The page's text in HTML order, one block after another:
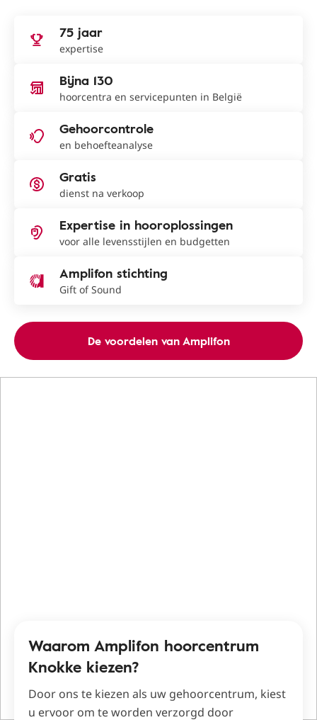
75 jaar
expertise
Bijna 130
hoorcentra en servicepunten in België
Gehoorcontrole
en behoefteanalyse
Gratis
dienst na verkoop
Expertise in hooroplossingen
voor alle levensstijlen en budgetten
Amplifon stichting
Gift of Sound
De voordelen van Amplifon
Waarom Amplifon hoorcentrum
Knokke kiezen?
Door ons te kiezen als uw gehoorcentrum, kiest
u ervoor om te worden verzorgd door